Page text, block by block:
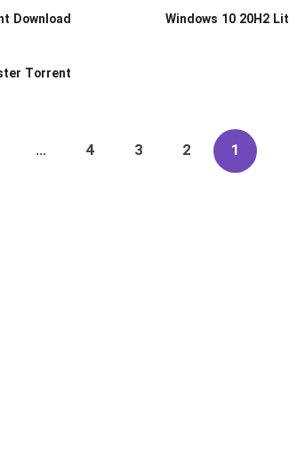
Windows 10 20H2
Download
Torrent
1
2
3
4
…